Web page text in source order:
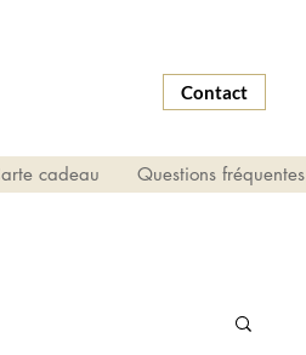
Contact
cadeau Questions fréquentes